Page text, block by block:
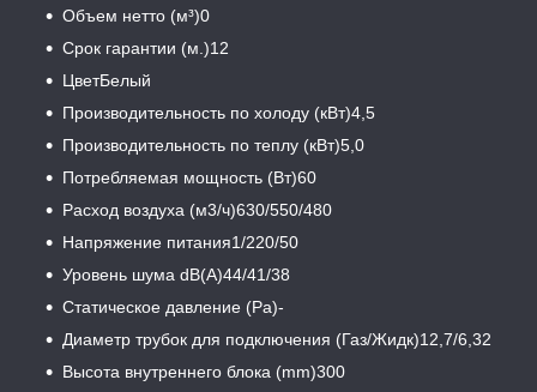
Объем нетто (м³)0
Срок гарантии (м.)12
ЦветБелый
Производительность по холоду (кВт)4,5
Производительность по теплу (кВт)5,0
Потребляемая мощность (Вт)60
Расход воздуха (м3/ч)630/550/480
Напряжение питания1/220/50
Уровень шума dB(A)44/41/38
Статическое давление (Pa)-
Диаметр трубок для подключения (Газ/Жидк)12,7/6,32
Высота внутреннего блока (mm)300